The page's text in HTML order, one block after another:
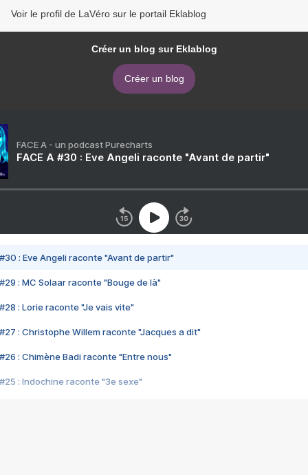
Voir le profil de LaVéro sur le portail Eklablog
Créer un blog sur Eklablog
Créer un blog
FACE A - un podcast Purecharts
FACE A #30 : Eve Angeli raconte "Avant de partir"
#30 : Eve Angeli raconte "Avant de partir"
#29 : MC Solaar raconte "Bouge de là"
#28 : Lorie raconte "Je vais vite"
#27 : Christophe Willem raconte "Jacques a dit"
#26 : Chimène Badi raconte "Entre nous"
#25 : Indochine raconte "3e sexe"